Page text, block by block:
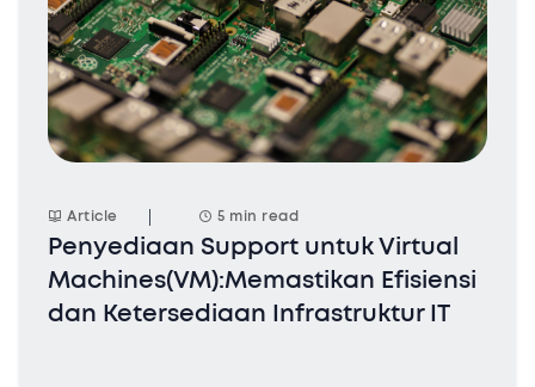
Article 5 min read
Penyediaan Support untuk Virtual
Machines(VM):Memastikan Efisiensi
dan Ketersediaan Infrastruktur IT